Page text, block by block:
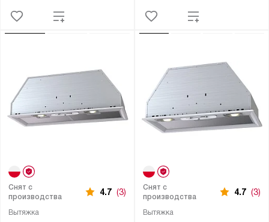
Вытяжка
Снят с
производства
4.7 (3)
Вытяжка
Снят с
производства
4.7 (3)